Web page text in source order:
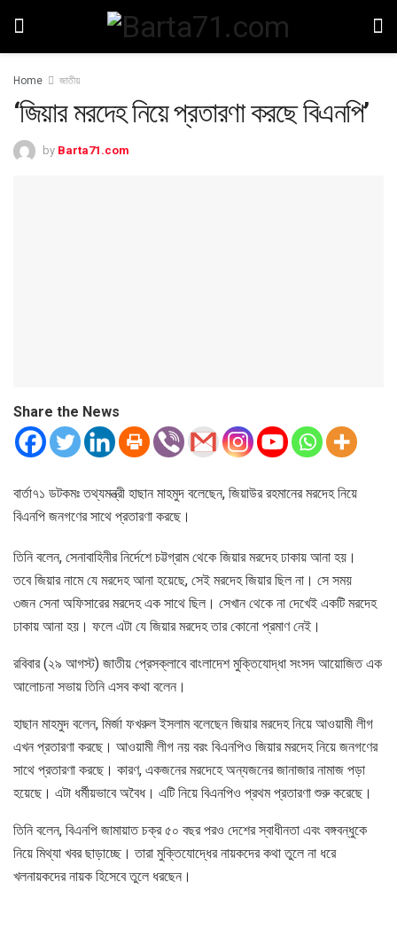
Home জাতীয়
‘জিয়ার মরদেহ নিয়ে প্রতারণা করছে বিএনপি’
by Barta71.com
Share the News
বার্তা৭১ ডটকমঃ তথ্যমন্ত্রী হাছান মাহমুদ বলেছেন, জিয়াউর রহমানের মরদেহ নিয়ে
বিএনপি জনগণের সাথে প্রতারণা করছে।
তিনি বলেন, সেনাবাহিনীর নির্দেশে চট্টগ্রাম থেকে জিয়ার মরদেহ ঢাকায় আনা হয়।
তবে জিয়ার নামে যে মরদেহ আনা হয়েছে, সেই মরদেহ জিয়ার ছিল না। সে সময়
৩জন সেনা অফিসারের মরদেহ এক সাথে ছিল। সেখান থেকে না দেখেই একটি মরদেহ
ঢাকায় আনা হয়। ফলে এটা যে জিয়ার মরদেহ তার কোনো প্রমাণ নেই।
রবিবার (২৯ আগস্ট) জাতীয় প্রেসক্লাবে বাংলাদেশ মুক্তিযোদ্ধা সংসদ আয়োজিত এক
আলোচনা সভায় তিনি এসব কথা বলেন।
হাছান মাহমুদ বলেন, মির্জা ফখরুল ইসলাম বলেছেন জিয়ার মরদেহ নিয়ে আওয়ামী লীগ
এখন প্রতারণা করছে। আওয়ামী লীগ নয় বরং বিএনপিও জিয়ার মরদেহ নিয়ে জনগণের
সাথে প্রতারণা করছে। কারণ, একজনের মরদেহে অন্যজনের জানাজার নামাজ পড়া
হয়েছে। এটা ধর্মীয়ভাবে অবৈধ। এটি নিয়ে বিএনপিও প্রথম প্রতারণা শুরু করেছে।
তিনি বলেন, বিএনপি জামায়াত চক্র ৫০ বছর পরও দেশের স্বাধীনতা এবং বঙ্গবন্ধুকে
নিয়ে মিথ্যা খবর ছাড়াচ্ছে। তারা মুক্তিযোদ্ধের নায়কদের কথা তুলে না ধরে
খলনায়কদের নায়ক হিসেবে তুলে ধরছেন।